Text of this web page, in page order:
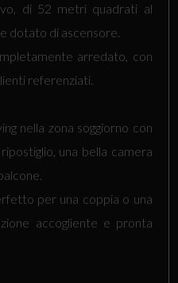
di 52 metri quadrati al
dotato di ascensore.
arredato, con
referenziati.
nella zona soggiorno con
una bella camera
per una coppia o una
accogliente e pronta